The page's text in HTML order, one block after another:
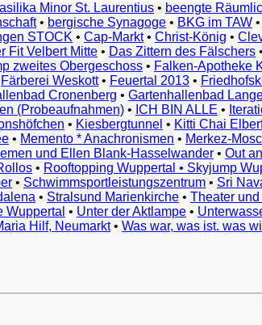
Vorbeelden
Przykłady
Ejemplos
Örnekler
Παραδείγματα
Примеры
示
例
例
예
Minor St. Laurentius • beengte
• bergische Synagoge • BKG im TAW •
STOCK • Cap-Markt• Christ-König •
Fit Velbert Mitte • Das Zittern des Fälschers •
zweites Obergeschoss • Falken-Apotheke
Färberei Weskott• Feuertal 2013 •
Cronenberg • Gartenhallenbad
(Probeaufnahmen) • ICH BIN ALLE •
• Kiesbergtunnel • Kitti Chai
• Memento * Anachronismen • Merkez-
und Ellen Blank-Hasselwander • Out
• Rooftopping Wuppertal • Skyjump
• Schwimmsportleistungszentrum • Sri
• Stralsund Marienkirche • Theater
Wuppertal • Unter der Aktlampe •
Hilf, Neumarkt• Was war, was ist. was